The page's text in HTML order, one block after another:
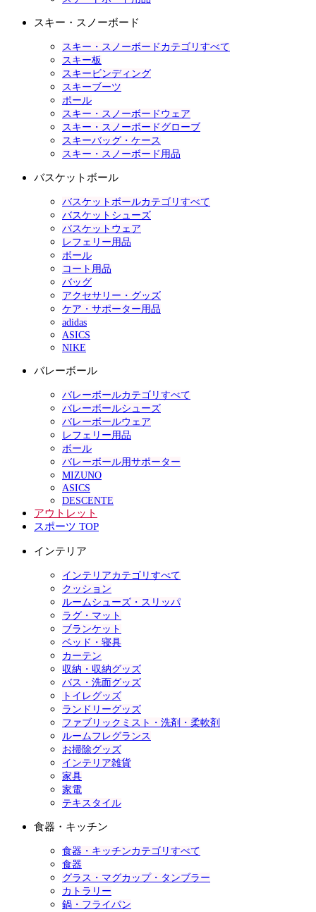
スキー・スノーボード
スキー・スノーボードカテゴリすべて
スキー板
スキービンディング
スキーブーツ
ポール
スキー・スノーボードウェア
スキー・スノーボードグローブ
スキーバッグ・ケース
スキー・スノーボード用品
バスケットボール
バスケットボールカテゴリすべて
バスケットシューズ
バスケットウェア
レフェリー用品
ボール
コート用品
バッグ
アクセサリー・グッズ
ケア・サポーター用品
adidas
ASICS
NIKE
バレーボール
バレーボールカテゴリすべて
バレーボールシューズ
バレーボールウェア
レフェリー用品
ボール
バレーボール用サポーター
MIZUNO
ASICS
DESCENTE
アウトレット
スポーツ TOP
インテリア
インテリアカテゴリすべて
クッション
ルームシューズ・スリッパ
ラグ・マット
ブランケット
ベッド・寝具
カーテン
収納・収納グッズ
バス・洗面グッズ
トイレグッズ
ランドリーグッズ
ファブリックミスト・洗剤・柔軟剤
ルームフレグランス
お掃除グッズ
インテリア雑貨
家具
家電
テキスタイル
食器・キッチン
食器・キッチンカテゴリすべて
食器
グラス・マグカップ・タンブラー
カトラリー
鍋・フライパン